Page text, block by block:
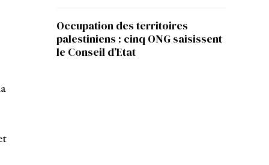
Occupation des territoires
palestiniens : cinq ONG saisissent
le Conseil d’Etat